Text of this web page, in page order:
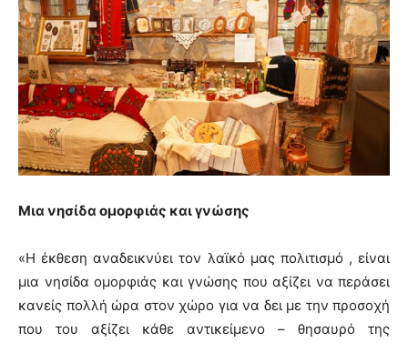
Μια νησίδα ομορφιάς και γνώσης
«Η έκθεση αναδεικνύει τον λαϊκό μας πολιτισμό , είναι
μια νησίδα ομορφιάς και γνώσης που αξίζει να περάσει
κανείς πολλή ώρα στον χώρο για να δει με την προσοχή
που του αξίζει κάθε αντικείμενο – θησαυρό της